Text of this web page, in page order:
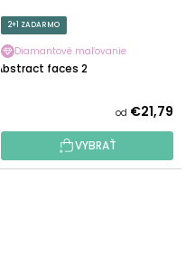
2+1 ZADARMO
Diamantové maľovanie
Abstract faces 2
od €21,79
VYBRAŤ